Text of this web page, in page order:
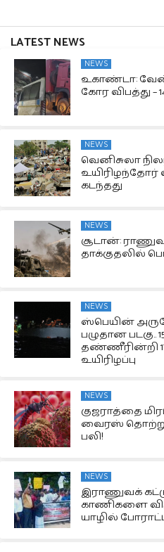
LATEST NEWS
NEWS
உகாண்டா: வேன்
கோர விபத்து –
NEWS
வெனிசுலா
கடந்தது
NEWS
சூடான்:
தாக்குதலில்
NEWS
ஸ்பெயின்
பழுதான
தண்ணீரின்றி
உயிரிழப்பு
NEWS
குஜராத்தை
வைரஸ்
பலி!
NEWS
இராணுவக்
காணிகளை
யாழில்